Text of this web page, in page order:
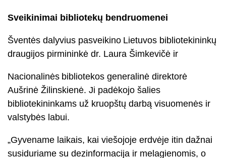
Sveikinimai bibliotekų bendruomenei
Šventės dalyvius pasveikino Lietuvos bibliotekininkų
draugijos pirmininkė dr. Laura Šimkevičė ir
Nacionalinės bibliotekos generalinė direktorė
Aušrinė Žilinskienė. Ji padėkojo šalies
bibliotekininkams už kruopštų darbą visuomenės ir
valstybės labui.
„Gyvename laikais, kai viešojoje erdvėje itin dažnai
susiduriame su dezinformacija ir melagienomis, o